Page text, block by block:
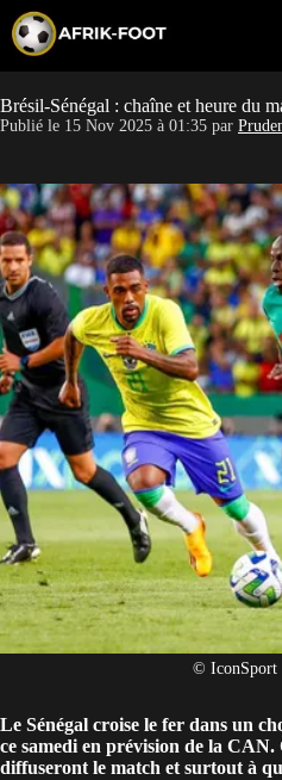
p
t
o
c
n
t
e
n
t
CAN
Pays
Brésil-Sénégal : chaîne et heure du
Publié le 15 Nov 2025 à 01:35 par
© IconSport
Le Sénégal croise le fer dans un
ce samedi en prévision de la CAN.
diffuseront le match et surtout à